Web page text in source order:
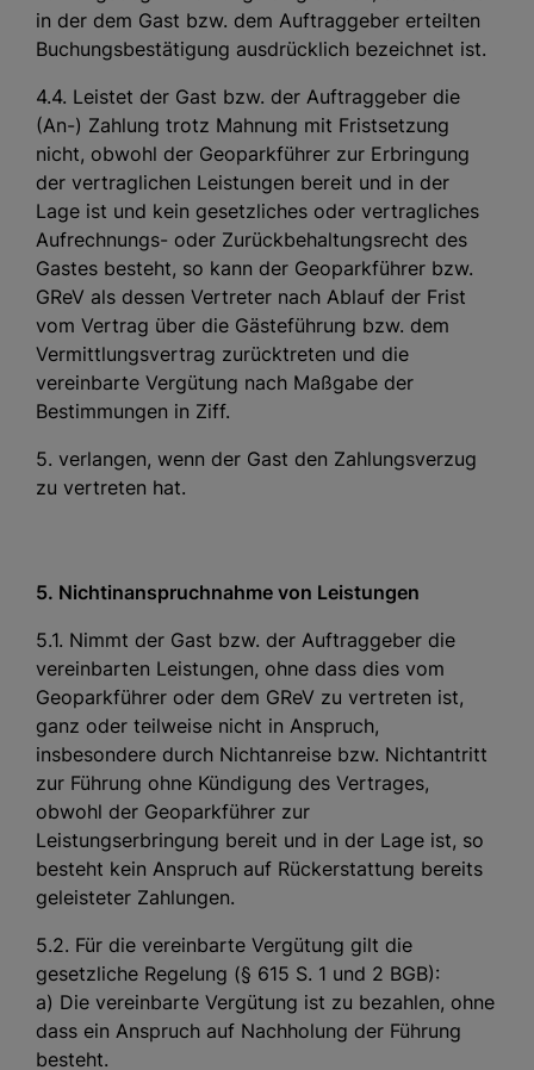
in der dem Gast bzw. dem Auftraggeber erteilten
Buchungsbestätigung ausdrücklich bezeichnet ist.
4.4. Leistet der Gast bzw. der Auftraggeber die
(An-) Zahlung trotz Mahnung mit Fristsetzung
nicht, obwohl der Geoparkführer zur Erbringung
der vertraglichen Leistungen bereit und in der
Lage ist und kein gesetzliches oder vertragliches
Aufrechnungs- oder Zurückbehaltungsrecht des
Gastes besteht, so kann der Geoparkführer bzw.
GReV als dessen Vertreter nach Ablauf der Frist
vom Vertrag über die Gästeführung bzw. dem
Vermittlungsvertrag zurücktreten und die
vereinbarte Vergütung nach Maßgabe der
Bestimmungen in Ziff.
5. verlangen, wenn der Gast den Zahlungsverzug
zu vertreten hat.
5. Nichtinanspruchnahme von Leistungen
5.1. Nimmt der Gast bzw. der Auftraggeber die
vereinbarten Leistungen, ohne dass dies vom
Geoparkführer oder dem GReV zu vertreten ist,
ganz oder teilweise nicht in Anspruch,
insbesondere durch Nichtanreise bzw. Nichtantritt
zur Führung ohne Kündigung des Vertrages,
obwohl der Geoparkführer zur
Leistungserbringung bereit und in der Lage ist, so
besteht kein Anspruch auf Rückerstattung bereits
geleisteter Zahlungen.
5.2. Für die vereinbarte Vergütung gilt die
gesetzliche Regelung (§ 615 S. 1 und 2 BGB):
a) Die vereinbarte Vergütung ist zu bezahlen, ohne
dass ein Anspruch auf Nachholung der Führung
besteht.